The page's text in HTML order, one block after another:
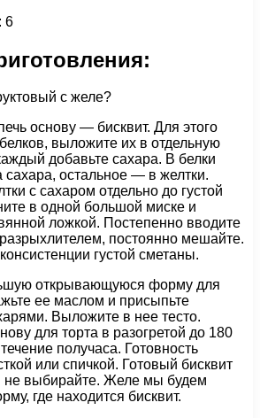
6
с желе?
основу — бисквит. Для этого
выложите их в отдельную
добавьте сахара. В белки
сахара, остальное — в желтки.
с сахаром отдельно до густой
в одной большой миске и
ложкой. Постепенно вводите
постоянно мешайте.
густой сметаны.
открывающуюся форму для
ее маслом и присыпьте
Выложите в нее тесто.
для торта в разогретой до 180
получаса. Готовность
или спичкой. Готовый бисквит
не выбирайте. Желе мы будем
где находится бисквит.